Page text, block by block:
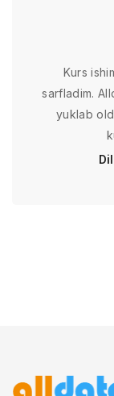
Kurs
sarfladim.
yuklab